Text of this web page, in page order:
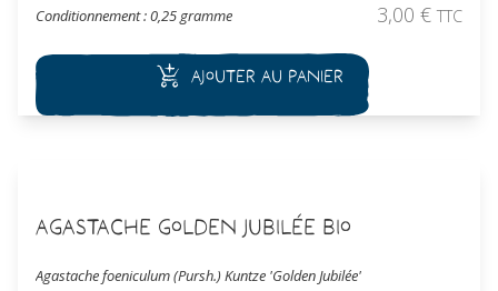
Conditionnement : 0,25 gramme 3,00 € TTC
Ajouter au panier
Agastache Golden Jubilée Bio
Agastache foeniculum (Pursh.) Kuntze 'Golden Jubilée'